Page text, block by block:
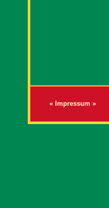
« Impressum »